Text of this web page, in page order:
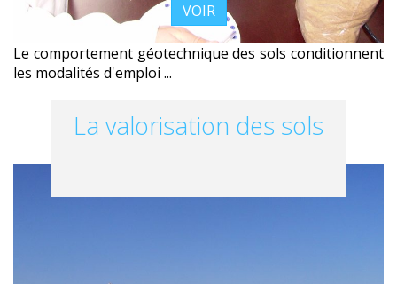
VOIR
Le comportement géotechnique des sols conditionnent
les modalités d'emploi ...
La valorisation des sols